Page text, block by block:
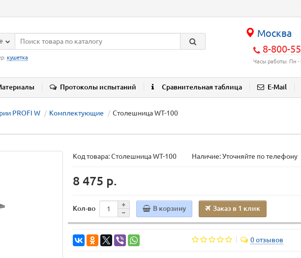
Москва
8-800-
Часы работы: Пн -
кушетка
Протоколы испытаний Сравнительная таблица E-Mail
PROFI W Комплектующие Столешница WT-100
Код товара:Столешница WT-100 Наличие: Уточняйте по телефону
8 475 р.
Кол-во В корзину Заказ в 1 клик
0 отзывов